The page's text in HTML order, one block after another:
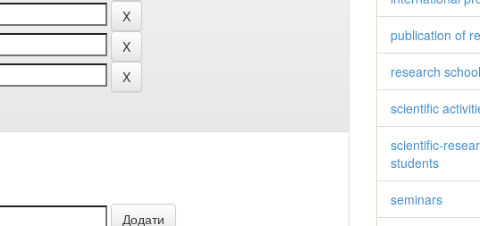
publication of
research
scientific
scientific-
students
seminars